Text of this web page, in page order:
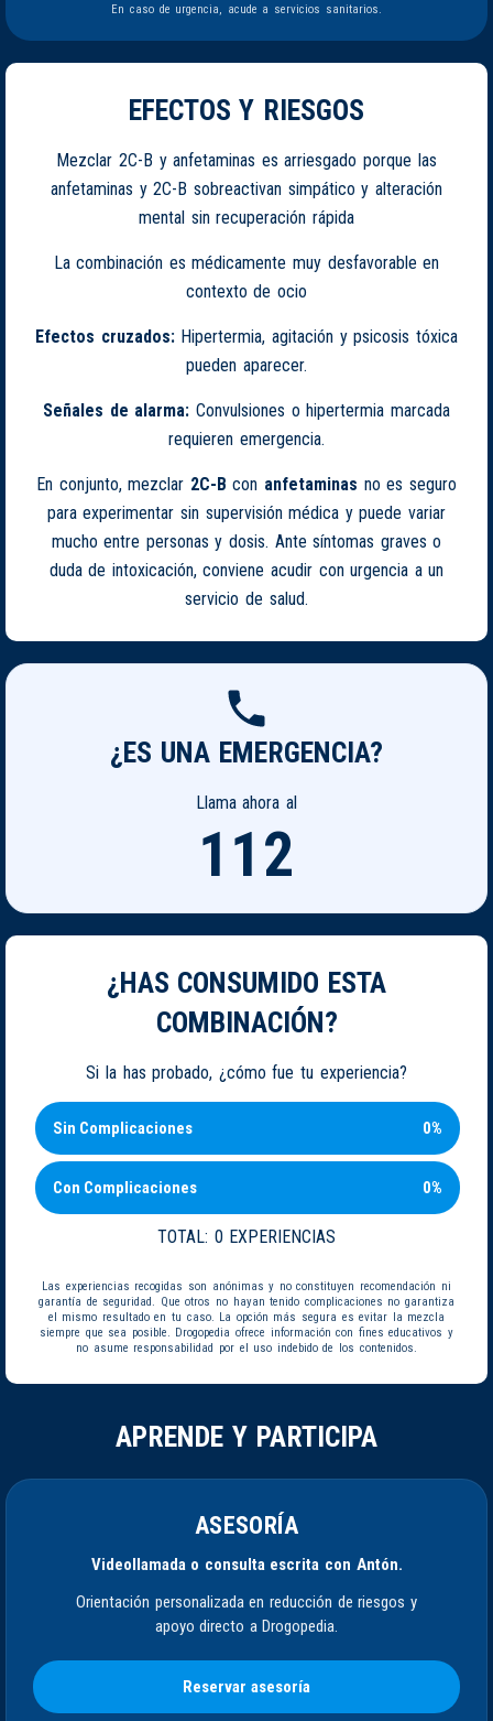
En caso de urgencia, acude a servicios sanitarios.
EFECTOS Y RIESGOS
Mezclar 2C-B y anfetaminas es arriesgado porque las
anfetaminas y 2C-B sobreactivan simpático y alteración
mental sin recuperación rápida
La combinación es médicamente muy desfavorable en
contexto de ocio
Efectos cruzados:Hipertermia, agitación y psicosis tóxica
pueden aparecer.
Señales de alarma: Convulsiones o hipertermia marcada
requieren emergencia.
En conjunto, mezclar 2C-B con anfetaminas no es seguro
para experimentar sin supervisión médica y puede variar
mucho entre personas y dosis. Ante síntomas graves o
duda de intoxicación, conviene acudir con urgencia a un
servicio de salud.
¿ES UNA EMERGENCIA?
Llama ahora al
112
¿HAS CONSUMIDO ESTA
COMBINACIÓN?
Si la has probado, ¿cómo fue tu experiencia?
Sin Complicaciones 0%
Con Complicaciones 0%
TOTAL: 0 EXPERIENCIAS
Las experiencias recogidas son anónimas y no constituyen recomendación ni
garantía de seguridad. Que otros no hayan tenido complicaciones no garantiza
el mismo resultado en tu caso. La opción más segura es evitar la mezcla
siempre que sea posible. Drogopedia ofrece información con fines educativos y
no asume responsabilidad por el uso indebido de los contenidos.
APRENDE Y PARTICIPA
ASESORÍA
Videollamada o consulta escrita con Antón.
Orientación personalizada en reducción de riesgos y
apoyo directo a Drogopedia.
Reservar asesoría